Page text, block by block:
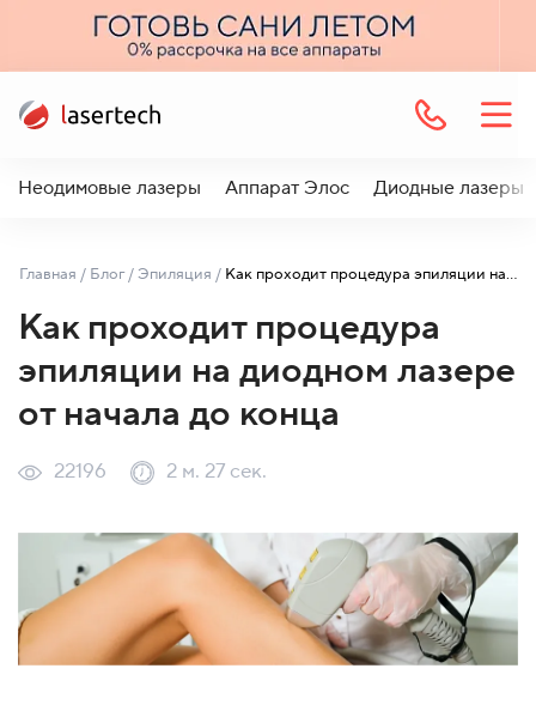
Неодимовые лазеры Аппарат Элос Диодные лазеры
Главная / Блог /Эпиляция / Как проходит процедура эпиляции на диодном лазере от начала до конца
Как проходит процедура
эпиляции на диодном лазере
от начала до конца
22196 2 м. 27 сек.